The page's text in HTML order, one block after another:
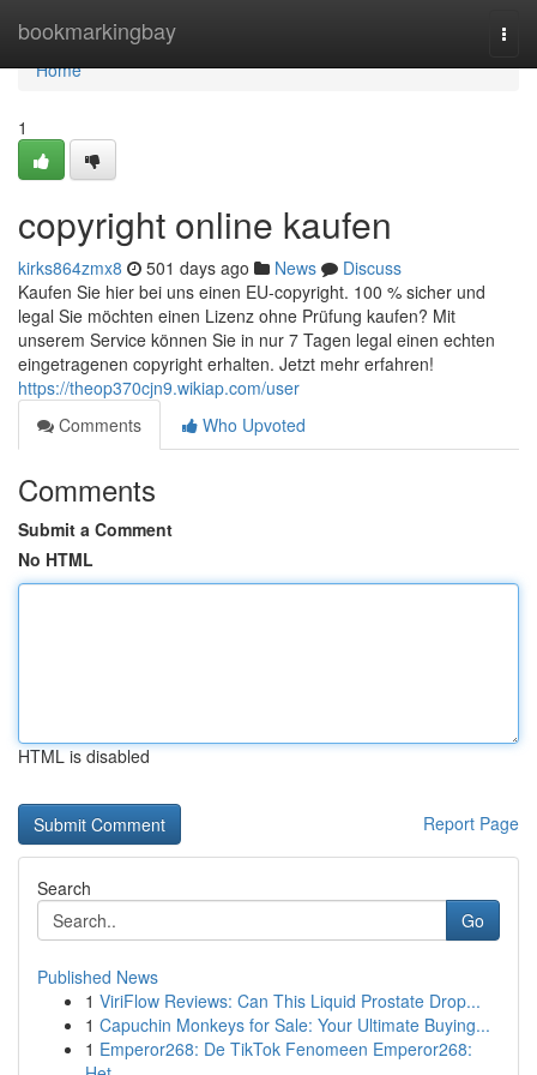
bookmarkingbay
Home
Home
1
copyright online kaufen
kirks864zmx8 501 days ago News
Discuss
Kaufen Sie hier bei uns einen EU-copyright. 100 % sicher und
legal Sie möchten einen Lizenz ohne Prüfung kaufen? Mit
unserem Service können Sie in nur 7 Tagen legal einen echten
eingetragenen copyright erhalten. Jetzt mehr erfahren!
https://theop370cjn9.wikiap.com/user
Comments
Who Upvoted
Comments
Submit a Comment
No HTML
HTML is disabled
Report Page
Search
Go
Published News
1 ViriFlow Reviews: Can This Liquid Prostate Drop...
1 Capuchin Monkeys for Sale: Your Ultimate Buying...
1 Emperor268: De TikTok Fenomeen Emperor268: